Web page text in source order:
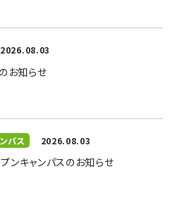
2026.08.03
お知らせ
パス 2026.08.03
ンキャンパスのお知らせ